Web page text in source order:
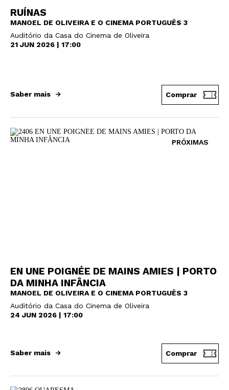
RUÍNAS
MANOEL DE OLIVEIRA E O CINEMA PORTUGUÊS 3
Auditório da Casa do Cinema de Oliveira
21 JUN 2026 | 17:00
Saber mais Comprar
PRÓXIMAS
EN UNE POIGNÉE DE MAINS AMIES | PORTO
DA MINHA INFÂNCIA
MANOEL DE OLIVEIRA E O CINEMA PORTUGUÊS 3
Auditório da Casa do Cinema de Oliveira
24 JUN 2026 | 17:00
Saber mais Comprar